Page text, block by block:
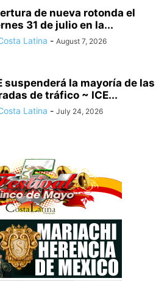
de nueva rotonda el
31 de julio en la...
Latina - August 7, 2026
suspenderá la mayoría de las
de tráfico ~ ICE...
Latina - July 24, 2026